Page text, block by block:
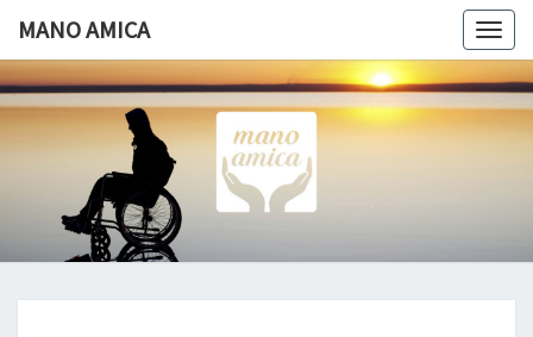
de
content
MANO AMICA
MANO
AMICA
Helpende
Hand